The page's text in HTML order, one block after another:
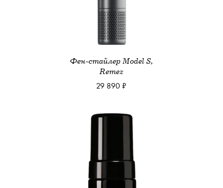
Фен-стайлер Model S,
Remez
29 890 ₽